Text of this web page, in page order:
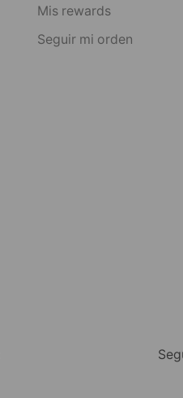
Mis rewards
Seguir mi orden